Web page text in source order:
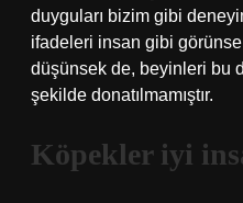
duyguları bizim gibi
ifadeleri insan gibi
düşünsek de, beyinleri bu
şekilde donatılmamıştır.
Köpekler iyi